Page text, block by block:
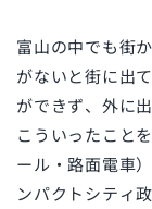
富山の中でも街
がないと街に出
ができず、外に
こういったこと
ール・路面電車
ンパクトシティ政